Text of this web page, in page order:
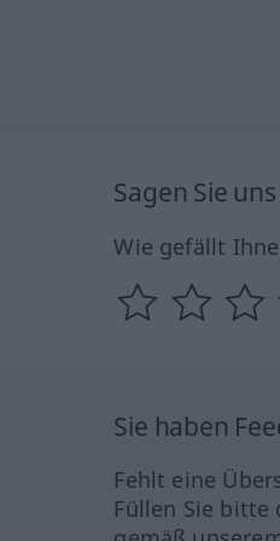
Sagen Sie
Wie gefällt
Sie haben
Fehlt eine
Füllen Sie bitte